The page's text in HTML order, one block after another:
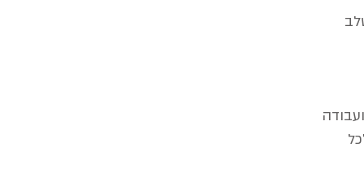
עוד שלב
ועבודה